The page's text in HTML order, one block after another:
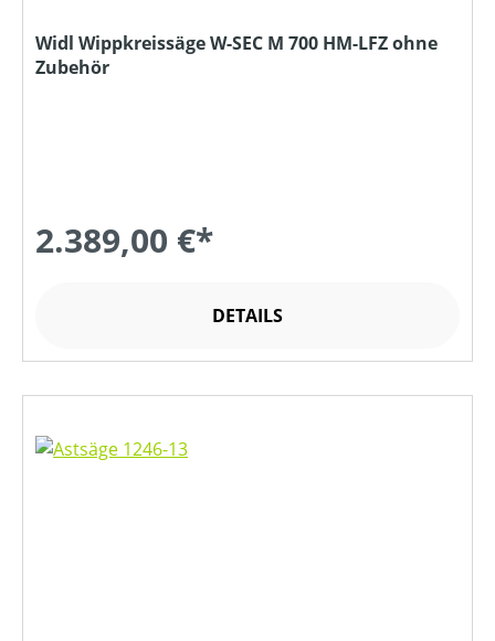
Widl Wippkreissäge W-SEC M 700 HM-LFZ ohne
Zubehör
2.389,00 €*
DETAILS